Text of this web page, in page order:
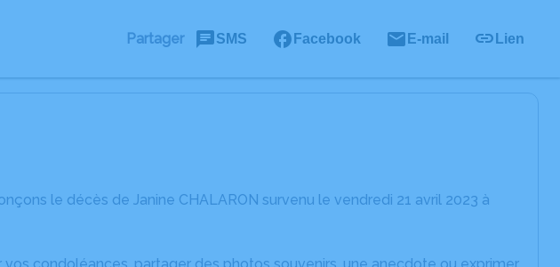
Partager SMS Facebook E-mail Lien
le décès de Janine CHALARON survenu le vendredi 21 avril 2023 à